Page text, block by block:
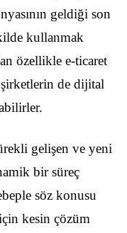
geldiği son
kullanmak
özellikle e-ticaret
de dijital
gelişen ve yeni
bir süreç
söz konusu
kesin çözüm